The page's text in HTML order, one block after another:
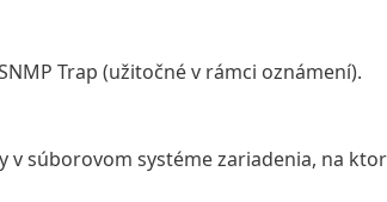
Trap (užitočné v rámci oznámení).
súborovom systéme zariadenia, na